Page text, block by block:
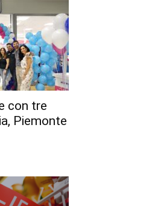
con tre
Piemonte